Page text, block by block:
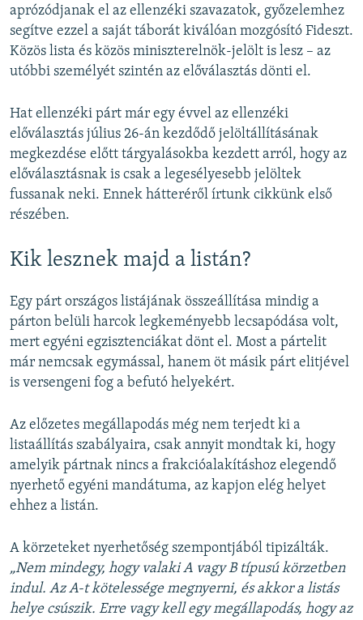
aprózódjanak el az ellenzéki szavazatok, győzelemhez
segítve ezzel a saját táborát kiválóan mozgósító Fideszt.
Közös lista és közös miniszterelnök-jelölt is lesz – az
utóbbi személyét szintén az előválasztás dönti el.
Hat ellenzéki párt már egy évvel az ellenzéki
előválasztás július 26-án kezdődő jelöltállításának
megkezdése előtt tárgyalásokba kezdett arról, hogy az
előválasztásnak is csak a legesélyesebb jelöltek
fussanak neki. Ennek hátteréről írtunk cikkünk első
részében.
Kik lesznek majd a listán?
Egy párt országos listájának összeállítása mindig a
párton belüli harcok legkeményebb lecsapódása volt,
mert egyéni egzisztenciákat dönt el. Most a pártelit
már nemcsak egymással, hanem öt másik párt elitjével
is versengeni fog a befutó helyekért.
Az előzetes megállapodás még nem terjedt ki a
listaállítás szabályaira, csak annyit mondtak ki, hogy
amelyik pártnak nincs a frakcióalakításhoz elegendő
nyerhető egyéni mandátuma, az kapjon elég helyet
ehhez a listán.
A körzeteket nyerhetőség szempontjából tipizálták.
„Nem mindegy, hogy valaki A vagy B típusú körzetben
indul. Az A-t kötelessége megnyerni, és akkor a listás
helye csúszik. Erre vagy kell egy megállapodás, hogy az